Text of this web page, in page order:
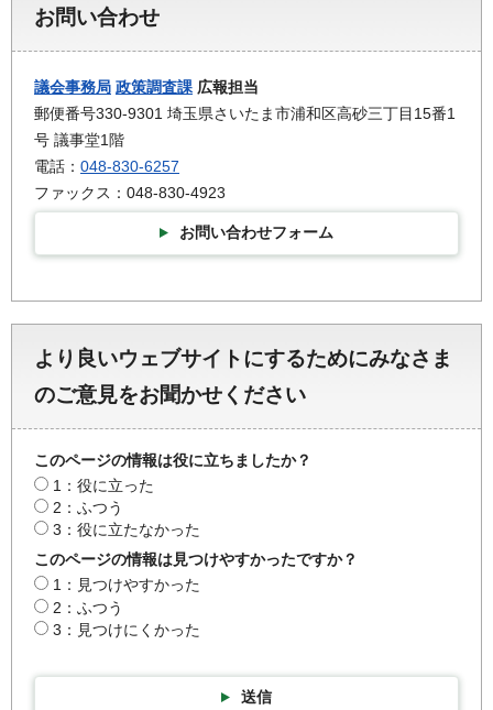
お問い合わせ
議会事務局 政策調査課 広報担当
郵便番号330-9301 埼玉県さいたま市浦和区高砂三丁目15番1
号 議事堂1階
電話： 048-830-6257
ファックス：048-830-4923
お問い合わせフォーム
より良いウェブサイトにするためにみなさま
のご意見をお聞かせください
このページの情報は役に立ちましたか？
1：役に立った
2：ふつう
3：役に立たなかった
このページの情報は見つけやすかったですか？
1：見つけやすかった
2：ふつう
3：見つけにくかった
送信